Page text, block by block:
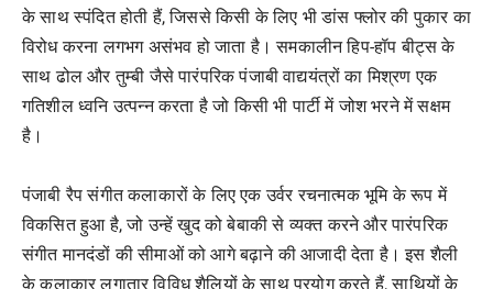
के साथ स्पंदित होती हैं, जिससे किसी के लिए भी डांस फ्लोर की पुकार का
विरोध करना लगभग असंभव हो जाता है। समकालीन हिप-हॉप बीट्स के
साथ ढोल और तुम्बी जैसे पारंपरिक पंजाबी वाद्ययंत्रों का मिश्रण एक
गतिशील ध्वनि उत्पन्न करता है जो किसी भी पार्टी में जोश भरने में सक्षम
है।
पंजाबी रैप संगीत कलाकारों के लिए एक उर्वर रचनात्मक भूमि के रूप में
विकसित हुआ है, जो उन्हें खुद को बेबाकी से व्यक्त करने और पारंपरिक
संगीत मानदंडों की सीमाओं को आगे बढ़ाने की आजादी देता है। इस शैली
के कलाकार लगातार विविध शैलियों के साथ प्रयोग करते हैं, साथियों के